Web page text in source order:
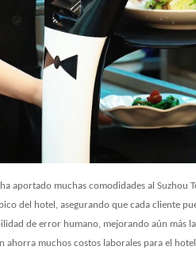
aportado muchas comodidades al Suzhou
del hotel, asegurando que cada cliente
de error humano, mejorando aún más
ahorra muchos costos laborales para el